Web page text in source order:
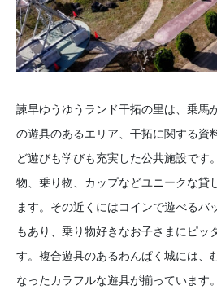
諫早ゆうゆうランド干拓の里は、乗馬
の遊具のあるエリア、干拓に関する資
ど遊びも学びも充実した公共施設です
物、乗り物、カップなどユニークな貸
ます。その近くにはコインで遊べるバ
もあり、乗り物好きなお子さまにピッ
す。複合遊具のあるわんぱく城には、
なったカラフルな遊具が揃っています